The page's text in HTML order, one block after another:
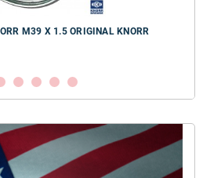
M39 X 1.5 ORIGINAL KNORR